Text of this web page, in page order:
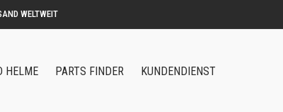
VON QOODER
HELME PARTS FINDER KUNDENDIENST